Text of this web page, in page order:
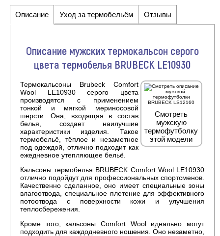
Описание Уход за термобельём Отзывы
Описание мужских термокальсон серого
цвета термобелья BRUBECK LE10930
Смотреть
мужскую
термофутболку
этой модели
Термокальсоны Brubeck Comfort
Wool LE10930 серого цвета
производятся с применением
тонкой и мягкой мериносовой
шерсти. Она, входящяя в состав
белья, создает наилучшие
характеристики изделия. Такое
термобельё, тёплое и незаметное
под одеждой, отлично подходит как
ежедневное утепляющее бельё.
Кальсоны термобелья BRUBECK Comfort Wool LE10930
отлично подойдут для профессиональных спортсменов.
Качественно сделанное, оно имеет специальные зоны
влагоотвода, специальное плетение для эффективного
потоотвода с поверхности кожи и улучшения
теплосбережения.
Кроме того, кальсоны Comfort Wool идеально могут
подходить для каждодневного ношения. Оно незаметно,